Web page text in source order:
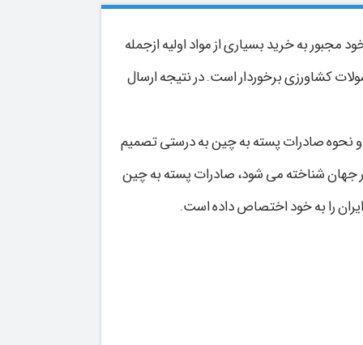
تولید خود مجبور به خرید بسیاری از مواد اولیه ازجمله
کشاورزی برخوردار است. در نتیجه ارسال
و نحوه صادرات پسته به چین به درستی تصمیم
در جهان شناخته می شود، صادرات پسته به چین
را به خود اختصاص داده است.